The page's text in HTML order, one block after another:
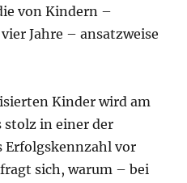
von Kindern –
Jahre – ansatzweise
Kinder wird am
stolz in einer der
Erfolgskennzahl vor
sich, warum – bei